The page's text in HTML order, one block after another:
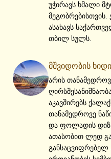
უჭირავს ხმალი
მეგობრებისთვის.
ასახავს
თბილ სულს.
მშვიდობის ხიდი
არის
აკავშირებს
თანამედროვე
და ფოლადის
ათასობით ლედ
განსაცვიფრებელ